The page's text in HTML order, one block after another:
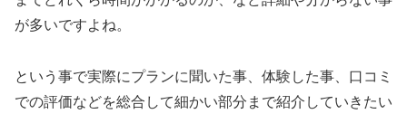
が多いですよね。
という事で実際にプランに聞いた事、体験した事、口コミ
での評価などを総合して細かい部分まで紹介していきたい